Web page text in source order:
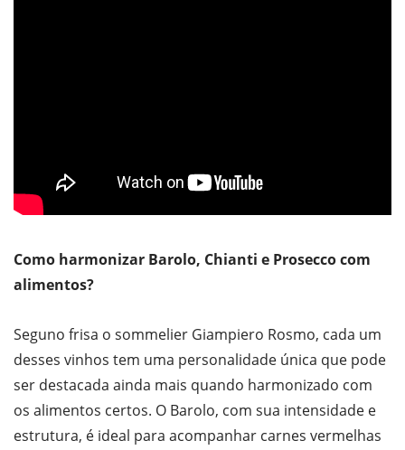
Como harmonizar Barolo, Chianti e Prosecco com
alimentos?
Seguno frisa o sommelier Giampiero Rosmo, cada um
desses vinhos tem uma personalidade única que pode
ser destacada ainda mais quando harmonizado com
os alimentos certos. O Barolo, com sua intensidade e
estrutura, é ideal para acompanhar carnes vermelhas